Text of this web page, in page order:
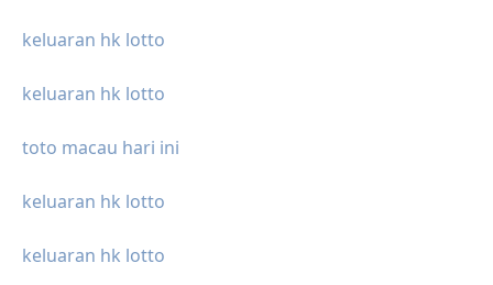
keluaran hk lotto
keluaran hk lotto
toto macau hari ini
keluaran hk lotto
keluaran hk lotto